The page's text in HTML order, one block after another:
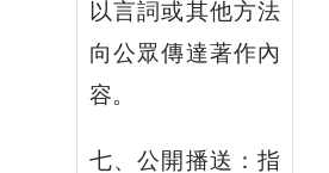
以言詞或其他方法
向公眾傳達著作內
容。
七、公開播送：指